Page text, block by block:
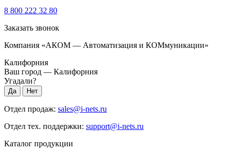
8 800 222 32 80
Заказать звонок
Компания «АКОМ — Автоматизация и КОМмуникации»
Калифорния
Ваш город — Калифорния
Угадали?
Отдел продаж: sales@i-nets.ru
Отдел тех. поддержки: support@i-nets.ru
Каталог продукции